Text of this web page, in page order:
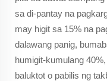
sa di-pantay na
may higit sa 15% na
dalawang panig,
humigit-kumulang
baluktot o pabilis ng